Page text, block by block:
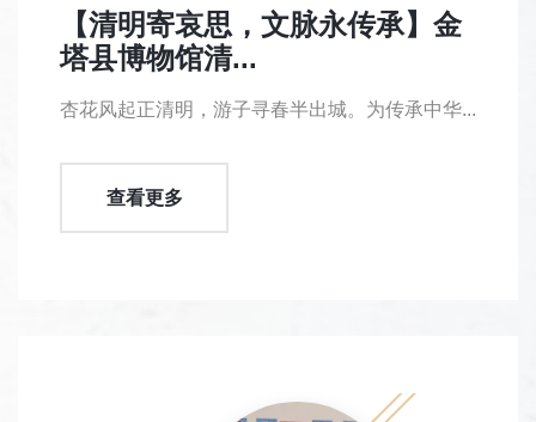
【清明寄哀思，文脉永传承】金
塔县博物馆清...
杏花风起正清明，游子寻春半出城。为传承中华...
查看更多